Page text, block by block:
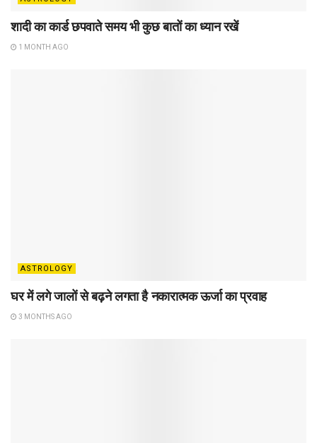
शादी का कार्ड छपवाते समय भी कुछ बातों का ध्यान रखें
1 MONTH AGO
ASTROLOGY
घर में लगे जालों से बढ़ने लगता है नकारात्मक ऊर्जा का प्रवाह
3 MONTHS AGO